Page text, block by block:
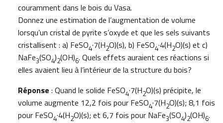
couramment dans le bois du Vasa.
Donnez une estimation de l’augmentation de volume
lorsqu’un cristal de pyrite s’oxyde et que les sels suivants
cristallisent : a) FeSO4·7(H2O)(s), b) FeSO4·4(H2O)(s) et c)
NaFe3(SO4)2(OH)6. Quels effets auraient ces réactions si
elles avaient lieu à l’intérieur de la structure du bois?
Réponse : Quand le solide FeSO4·7(H2O)(s) précipite, le
volume augmente 12,2 fois pour FeSO4·7(H2O)(s); 8,1 fois
pour FeSO4·4(H2O)(s); et 6,7 fois pour NaFe3(SO4)2(OH)6.